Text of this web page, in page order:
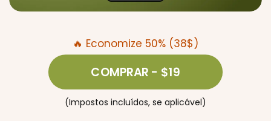
🔥 Economize 50% (38$)
COMPRAR - $19
(Impostos incluídos, se aplicável)